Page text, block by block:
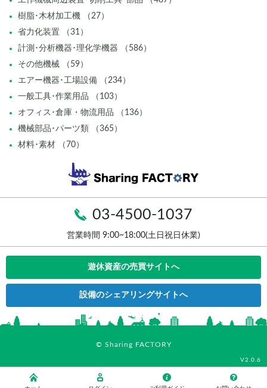
03-4500-1037
営業時間 9:00~18:00(土日祝日休業)
遊休資産の売買サイトへ
設備のシェアリングサイトへ
樹脂･木材加工機 （27）
省力化装置 （31）
計測･分析機器･理化学機器 （586）
その他機械 （59）
エアー機器･工場設備 （234）
一般工具･作業用品 （103）
オフィス･倉庫・物流用品 （136）
機械部品･パーツ類 （365）
材料･素材 （70）
© Sharing FACTORY
V2.0.6